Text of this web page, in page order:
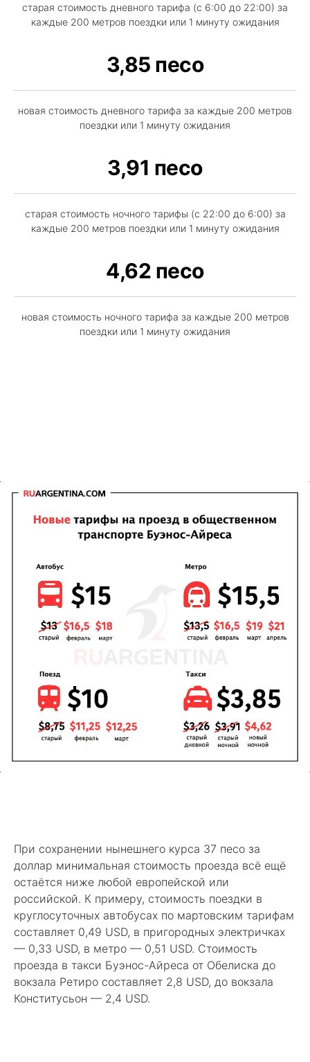
старая стоимость дневного тарифа (с 6:00 до 22:00) за
каждые 200 метров поездки или 1 минуту ожидания
3,85 песо
новая стоимость дневного тарифа за каждые 200 метров
поездки или 1 минуту ожидания
3,91 песо
старая стоимость ночного тарифы (с 22:00 до 6:00) за
каждые 200 метров поездки или 1 минуту ожидания
4,62 песо
новая стоимость ночного тарифа за каждые 200 метров
поездки или 1 минуту ожидания
При сохранении нынешнего курса 37 песо за
доллар минимальная стоимость проезда всё ещё
остаётся ниже любой европейской или
российской. К примеру, стоимость поездки в
круглосуточных автобусах по мартовским тарифам
составляет 0,49 USD, в пригородных электричках
— 0,33 USD, в метро — 0,51 USD. Стоимость
проезда в такси Буэнос-Айреса от Обелиска до
вокзала Ретиро составляет 2,8 USD, до вокзала
Конститусьон — 2,4 USD.